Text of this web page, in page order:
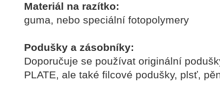
Materiál na razítko:
guma, nebo speciální fotopolymery
Podušky a zásobníky:
Doporučuje se používat originální
PLATE, ale také filcové podušky, plsť,